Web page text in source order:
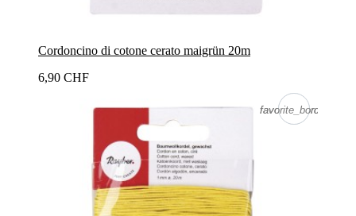
Cordoncino di cotone cerato maigrün 20m
6,90 CHF
favorite_border
favorite_border